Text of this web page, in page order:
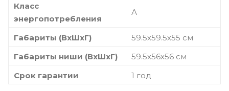
Класс
энергопотребления
А
Габариты (ВхШхГ)
59.5х59.5х55 см
Габариты ниши (ВхШхГ)
59.5х56х56 см
Срок гарантии
1 год